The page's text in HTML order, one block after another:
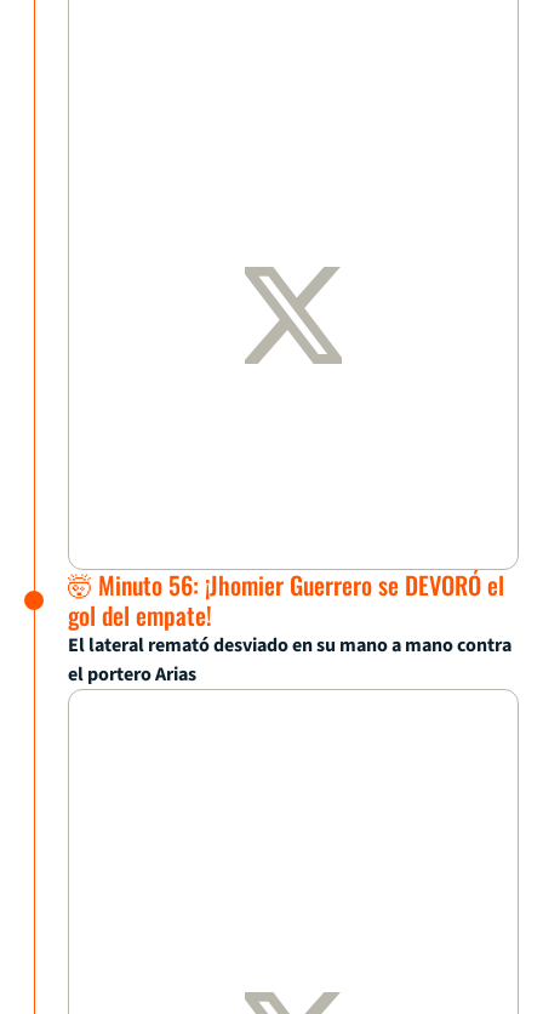
🤯 Minuto 56: ¡Jhomier Guerrero se DEVORÓ el
gol del empate!
El lateral remató desviado en su mano a mano contra
el portero Arias